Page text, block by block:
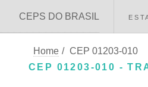
CEPS DO BRASIL
Home / CEP 01203-010
CEP 01203-010 -